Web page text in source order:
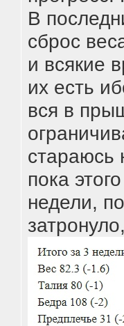
В
сброс
и всякие
их есть
вся в
стараюсь
пока
недели,